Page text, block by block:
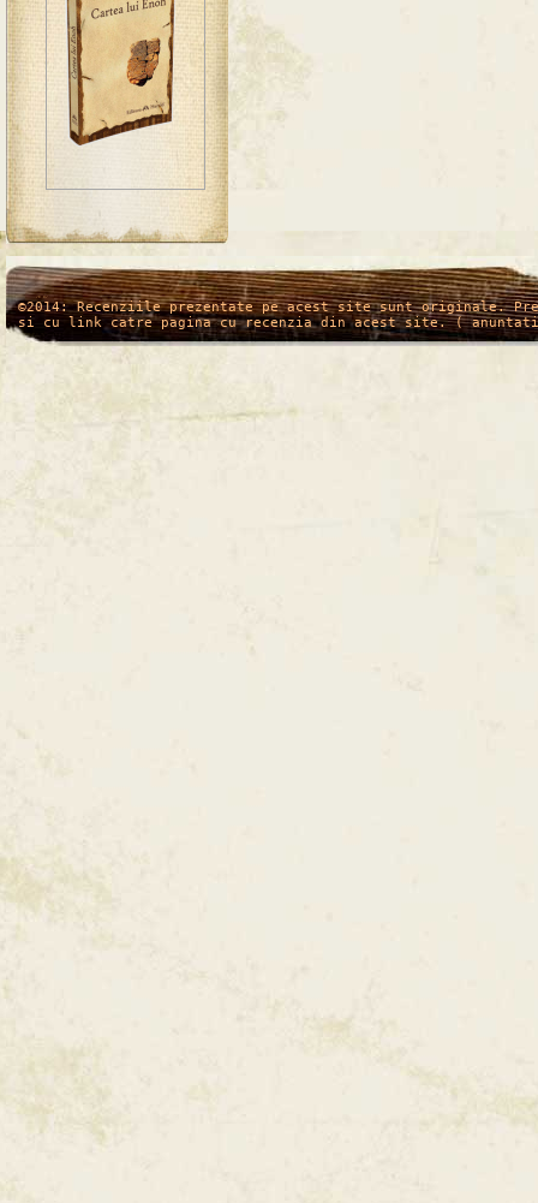
/* */
©2014: Recenziile prezentate pe acest site sunt originale.
si cu link catre pagina cu recenzia din acest site. (